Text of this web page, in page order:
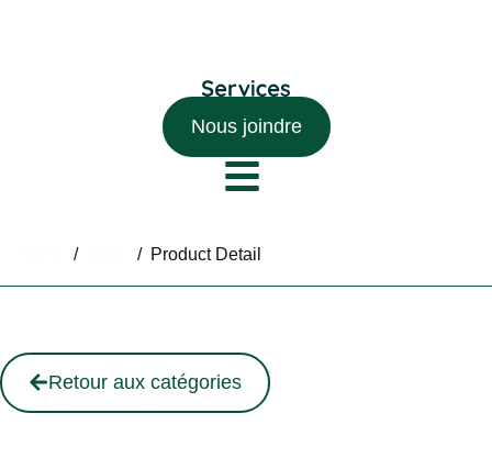
Nous joindre
/ / Product Detail
Retour aux catégories